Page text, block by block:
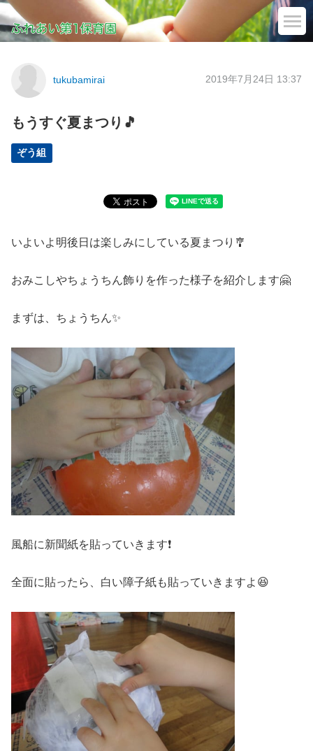
tukubamirai 2019年7月24日 13:37
もうすぐ夏まつり🎵
ぞう組
いよいよ明後日は楽しみにしている夏まつり🎐
おみこしやちょうちん飾りを作った様子を紹介します🤗
まずは、ちょうちん✨
風船に新聞紙を貼っていきます❗
全面に貼ったら、白い障子紙も貼っていきますよ😆